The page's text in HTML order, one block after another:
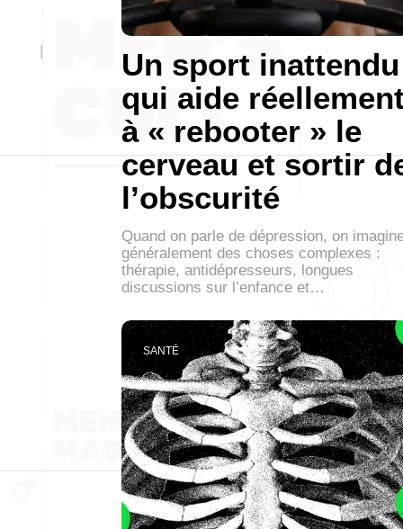
Un sport inattendu
qui aide
à « rebooter » le
cerveau et sortir
l’obscurité
Quand on parle de dépression, on
généralement des choses complexes :
thérapie, antidépresseurs, longues
discussions sur l’enfance et…
SANTÉ